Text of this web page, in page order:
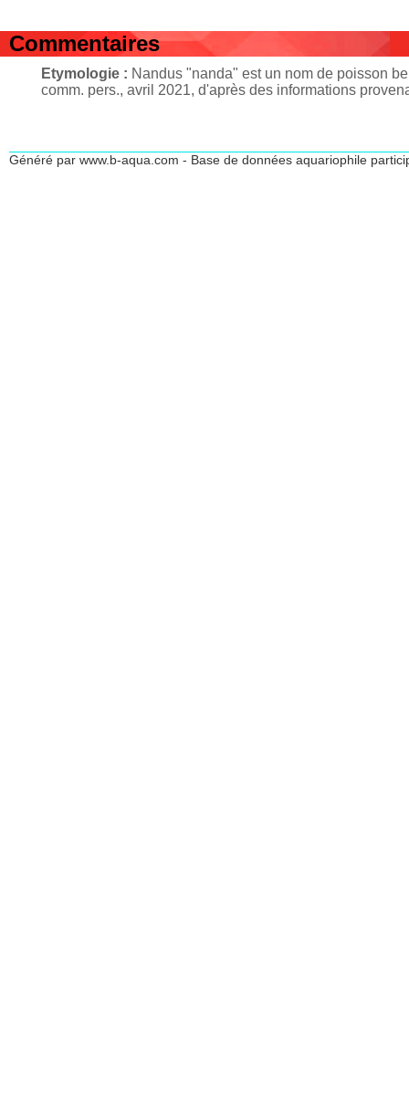
Commentaires
Etymologie : Nandus "nanda" est un nom de poisson
comm. pers., avril 2021, d'après des informations
Généré par www.b-aqua.com - Base de données aquariophile